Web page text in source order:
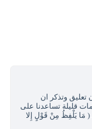
تعليق وتذكر ان
قليلة تساعدنا على
( مَا يَلْفِظُ مِنْ قَوْلٍ إِلا